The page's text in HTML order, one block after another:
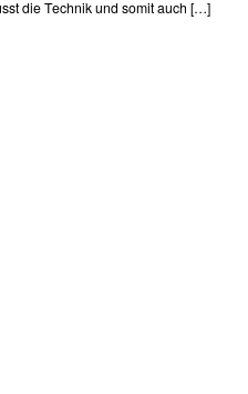
die Technik und somit auch […]